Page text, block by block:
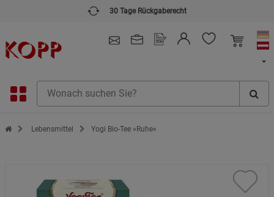
30 Tage Rückgaberecht
Zur Startseite des Kopp Verlag Online-Shop
Lebensmittel Yogi Bio-Tee »Ruhe«